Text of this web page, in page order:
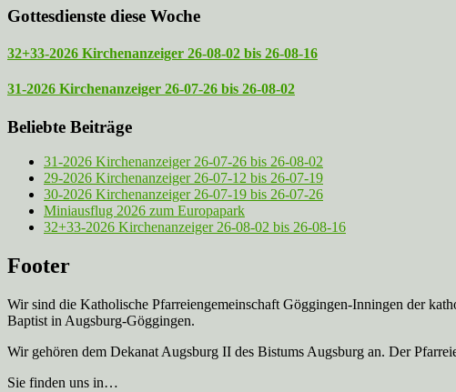
Gottesdienste diese Woche
32+33-2026 Kirchenanzeiger 26-08-02 bis 26-08-16
31-2026 Kirchenanzeiger 26-07-26 bis 26-08-02
Beliebte Beiträge
31-2026 Kirchenanzeiger 26-07-26 bis 26-08-02
29-2026 Kirchenanzeiger 26-07-12 bis 26-07-19
30-2026 Kirchenanzeiger 26-07-19 bis 26-07-26
Miniausflug 2026 zum Europapark
32+33-2026 Kirchenanzeiger 26-08-02 bis 26-08-16
Footer
Wir sind die Katholische Pfarreien­gemeinschaft Göggingen-Inningen der
Baptist in Augsburg-Göggingen.
Wir gehören dem Dekanat Augsburg II des Bistums Augsburg an. Der
Sie finden uns in…